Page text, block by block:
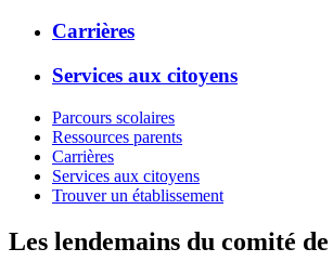
Carrières
Services aux citoyens
Parcours scolaires
Ressources parents
Carrières
Services aux citoyens
Trouver un établissement
Les lendemains du comité